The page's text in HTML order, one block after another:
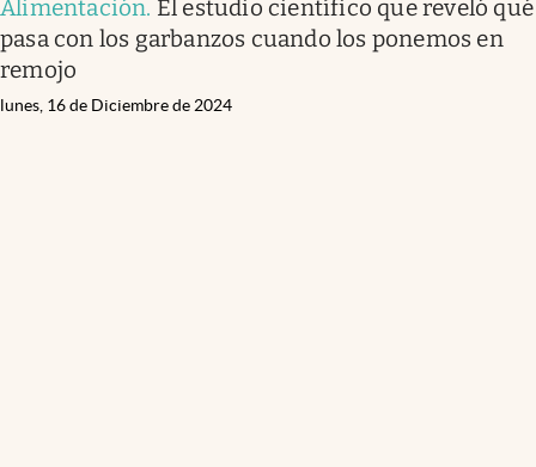
Alimentación. El estudio científico que reveló qué
pasa con los garbanzos cuando los ponemos en
remojo
lunes, 16 de Diciembre de 2024